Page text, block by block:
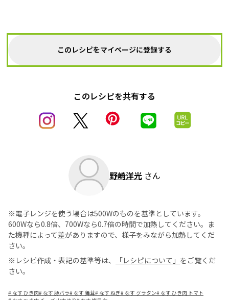
このレシピをマイページに登録する
このレシピを共有する
野崎洋光 さん
※電子レンジを使う場合は500Wのものを基準としています。
600Wなら0.8倍、700Wなら0.7倍の時間で加熱してください。ま
た機種によって差がありますので、様子をみながら加熱してくだ
さい。
※レシピ作成・表記の基準等は、
「レシピについて」 をご覧くだ
さい。
# なす ひき肉# なす 豚バラ# なす 舞茸# なす ねぎ# なす グラタン# なす ひき肉 トマト